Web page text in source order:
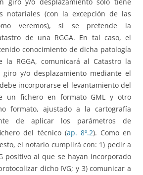
giro y/o desplazamiento solo tiene
notariales (con la excepción de las
veremos), si se pretende la
de una RGGA. En tal caso, el
conocimiento de dicha patología
la RGGA, comunicará al Catastro la
giro y/o desplazamiento mediante el
incorporarse el levantamiento del
un fichero en formato GML y otro
formato, ajustado a la cartografía
de aplicar los parámetros de
del técnico (ap. 8º.2). Como en
el notario cumplirá con: 1) pedir a
positivo al que se hayan incorporado
dicho IVG; y 3) comunicar a